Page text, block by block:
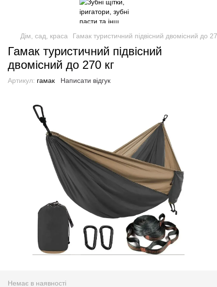
Дім, сад, краса Гамак туристичний підвісний двомісний до
Гамак туристичний підвісний
двомісний до 270 кг
Артикул: гамак Написати відгук
Немає в наявності